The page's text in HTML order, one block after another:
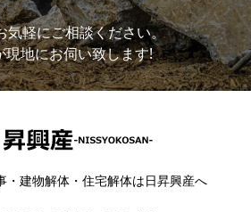
気軽にご相談ください。
現地にお伺い致します!
・建物解体・住宅解体は日昇興産へ